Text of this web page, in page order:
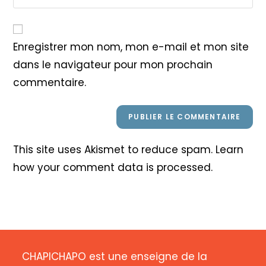
comment
l’URL
votre
site
(facultatif)
Enregistrer mon nom, mon e-mail et mon site
dans le navigateur pour mon prochain
commentaire.
This site uses Akismet to reduce spam. Learn
how your comment data is processed.
CHAPICHAPO est une enseigne de la